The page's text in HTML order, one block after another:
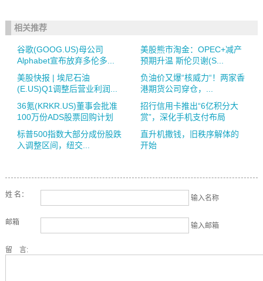
相关推荐
谷歌(GOOG.US)母公司
Alphabet宣布放弃多伦多...
美股熊市淘金：OPEC+减产
预期升温 斯伦贝谢(S...
美股快报 | 埃尼石油
(E.US)Q1调整后营业利润...
负油价又爆“核威力“！两家香
港期货公司穿仓，...
36氪(KRKR.US)董事会批准
100万份ADS股票回购计划
招行信用卡推出“6亿积分大
赏”，深化手机支付布局
标普500指数大部分成份股跌
入调整区间，纽交...
直升机撒钱，旧秩序解体的
开始
姓 名： 输入名称
邮箱 输入邮箱
留 言: